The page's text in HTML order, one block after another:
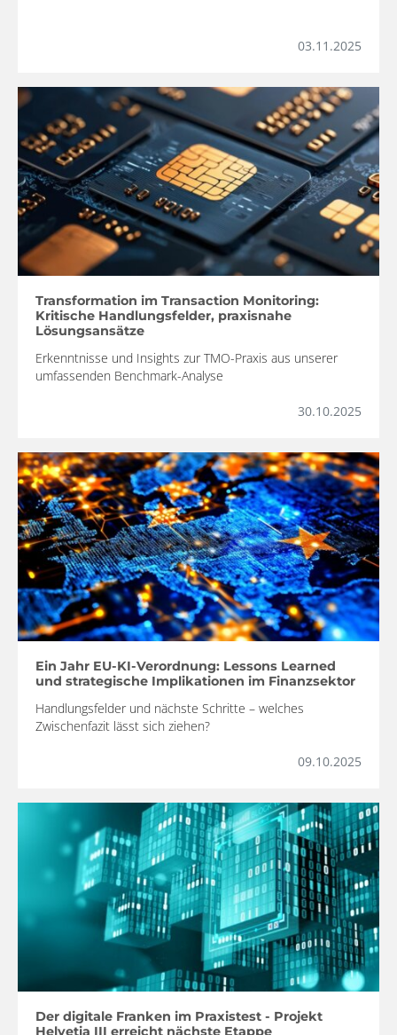
03.11.2025
Transformation im Transaction Monitoring:
Kritische Handlungsfelder, praxisnahe
Lösungsansätze
Erkenntnisse und Insights zur TMO-Praxis aus unserer
umfassenden Benchmark-Analyse
30.10.2025
Ein Jahr EU-KI-Verordnung: Lessons Learned
und strategische Implikationen im Finanzsektor
Handlungsfelder und nächste Schritte – welches
Zwischenfazit lässt sich ziehen?
09.10.2025
Der digitale Franken im Praxistest - Projekt
Helvetia III erreicht nächste Etappe